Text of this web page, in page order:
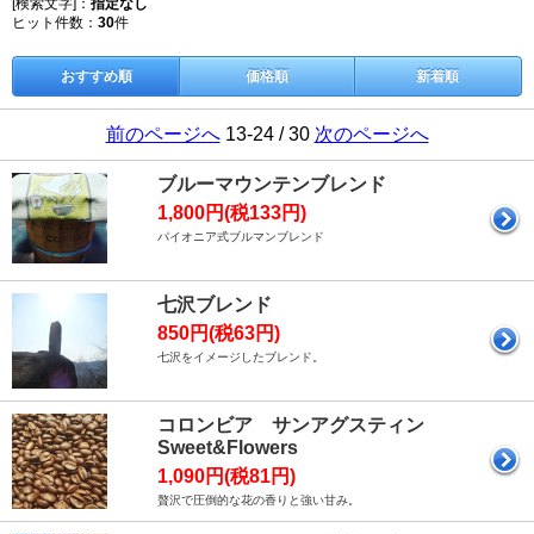
[検索文字]： 指定なし
ヒット件数： 30件
おすすめ順 価格順 新着順
前のページへ13-24 / 30 次のページへ
ブルーマウンテンブレンド
1,800円(税133円)
パイオニア式ブルマンブレンド
七沢ブレンド
850円(税63円)
七沢をイメージしたブレンド。
コロンビア サンアグスティン
Sweet&Flowers
1,090円(税81円)
贅沢で圧倒的な花の香りと強い甘み。